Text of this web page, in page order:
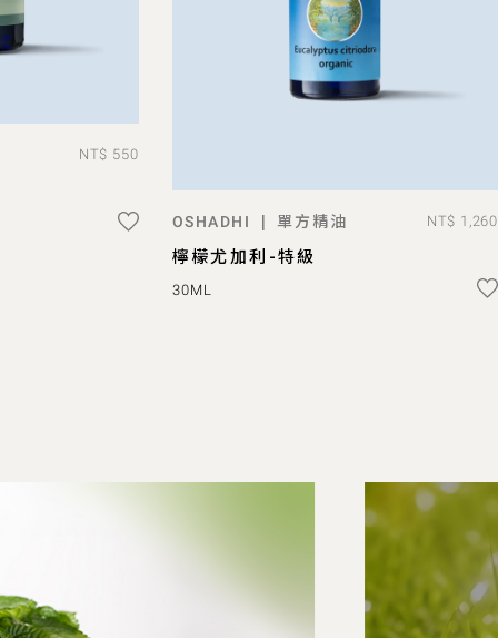
NT$ 550
ADD TO BAG
OSHADHI | 單方精油 NT$ 1,260
檸檬尤加利-特級
30ML